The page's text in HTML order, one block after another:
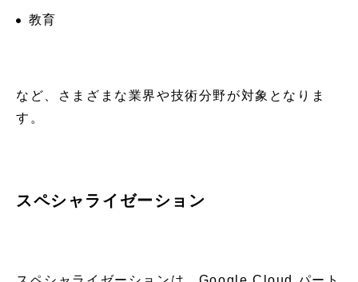
教育
など、さまざまな業界や技術分野が対象となりま
す。
スペシャライゼーション